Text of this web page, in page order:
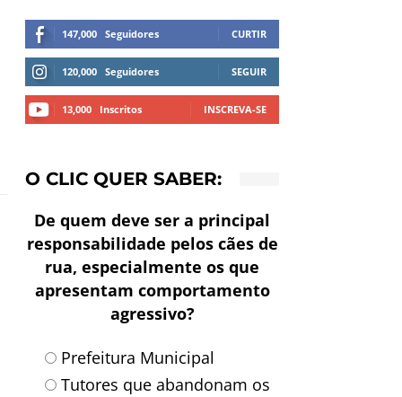
147,000 Seguidores CURTIR
120,000 Seguidores SEGUIR
13,000 Inscritos INSCREVA-SE
O CLIC QUER SABER:
De quem deve ser a principal
responsabilidade pelos cães de
rua, especialmente os que
apresentam comportamento
agressivo?
Prefeitura Municipal
Tutores que abandonam os